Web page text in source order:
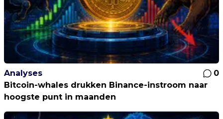
Analyses
0
Bitcoin-whales drukken Binance-instroom naar
hoogste punt in maanden